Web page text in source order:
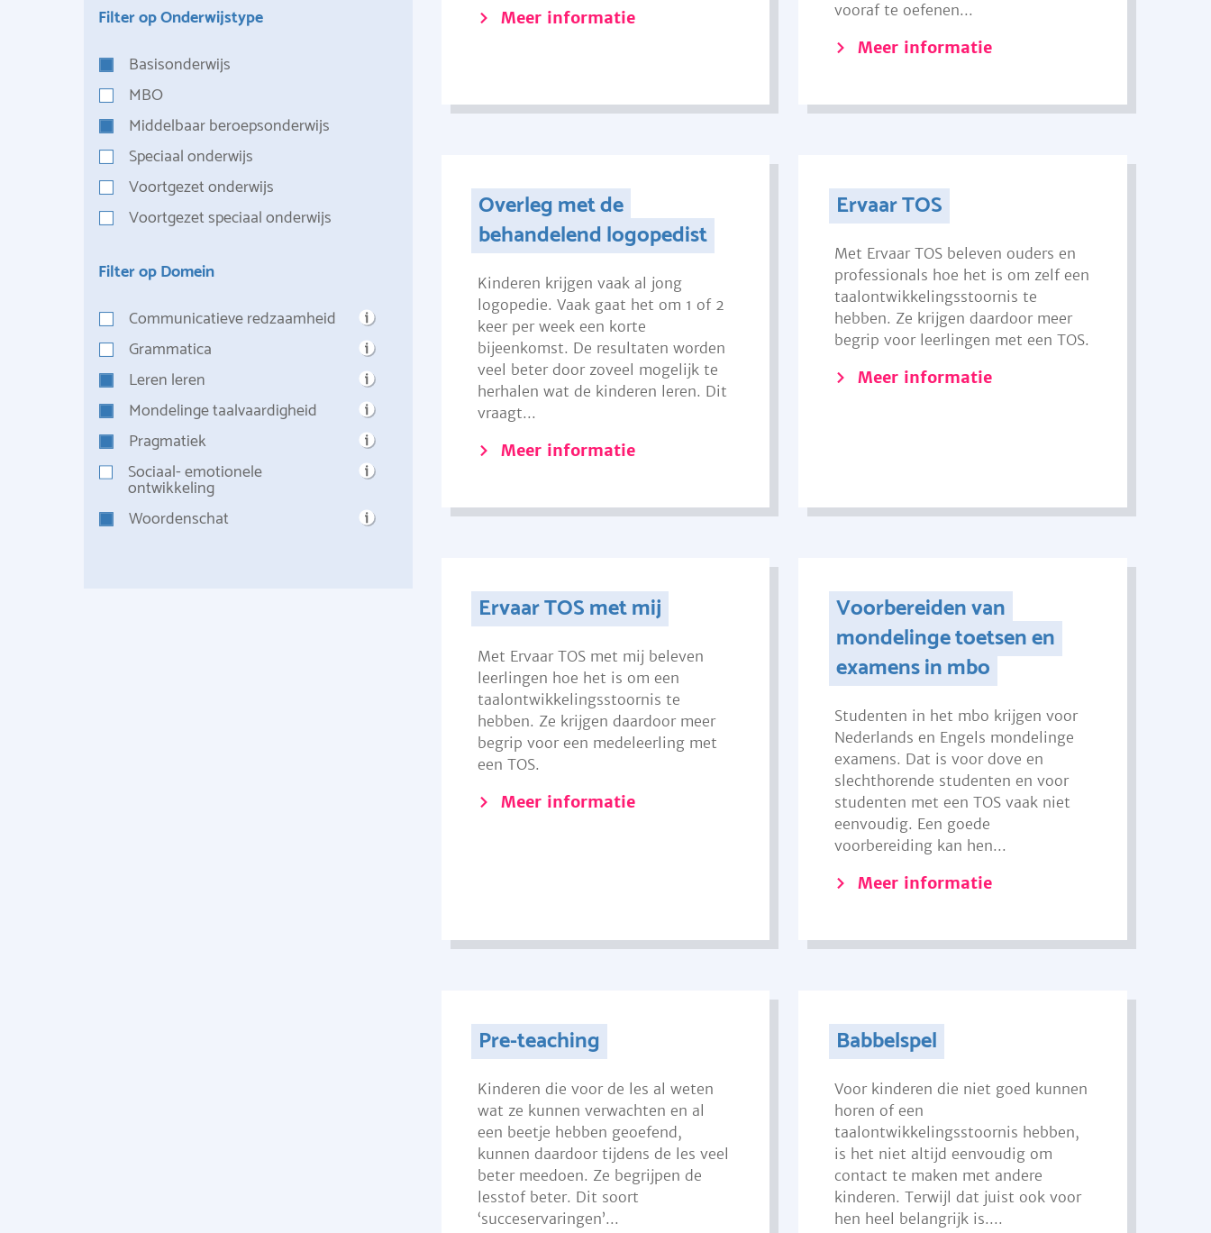
Filter op Onderwijstype
Basisonderwijs
MBO
Middelbaar beroepsonderwijs
Speciaal onderwijs
Voortgezet onderwijs
Voortgezet speciaal onderwijs
Filter op Domein
Communicatieve redzaamheid
Grammatica
Leren leren
Mondelinge taalvaardigheid
Pragmatiek
Sociaal- emotionele
ontwikkeling
Woordenschat
Meer informatie
vooraf te oefenen...
Meer informatie
Overleg met de
behandelend logopedist
Kinderen krijgen vaak al jong
logopedie. Vaak gaat het om 1 of 2
keer per week een korte
bijeenkomst. De resultaten worden
veel beter door zoveel mogelijk te
herhalen wat de kinderen leren. Dit
vraagt...
Meer informatie
Ervaar TOS
Met Ervaar TOS beleven ouders en
professionals hoe het is om zelf een
taalontwikkelingsstoornis te
hebben. Ze krijgen daardoor meer
begrip voor leerlingen met een TOS.
Meer informatie
Ervaar TOS met mij
Met Ervaar TOS met mij beleven
leerlingen hoe het is om een
taalontwikkelingsstoornis te
hebben. Ze krijgen daardoor meer
begrip voor een medeleerling met
een TOS.
Meer informatie
Voorbereiden van
mondelinge toetsen en
examens in mbo
Studenten in het mbo krijgen voor
Nederlands en Engels mondelinge
examens. Dat is voor dove en
slechthorende studenten en voor
studenten met een TOS vaak niet
eenvoudig. Een goede
voorbereiding kan hen...
Meer informatie
Pre-teaching
Kinderen die voor de les al weten
wat ze kunnen verwachten en al
een beetje hebben geoefend,
kunnen daardoor tijdens de les veel
beter meedoen. Ze begrijpen de
lesstof beter. Dit soort
‘succeservaringen’...
Babbelspel
Voor kinderen die niet goed kunnen
horen of een
taalontwikkelingsstoornis hebben,
is het niet altijd eenvoudig om
contact te maken met andere
kinderen. Terwijl dat juist ook voor
hen heel belangrijk is....